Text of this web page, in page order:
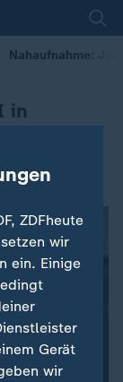
Nahaufnahme:
in
ZDFheute
wir
ein. Einige
Gerät
wir